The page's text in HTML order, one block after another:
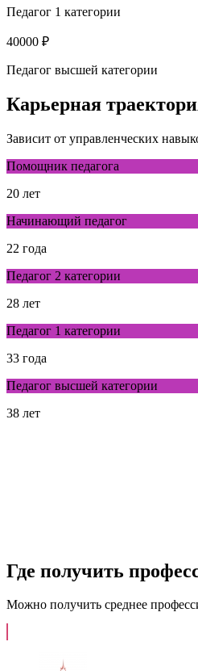
Педагог 1 категории
40000 ₽
Педагог высшей категории
Карьерная
Зависит от управленческих
Помощник педагога
20 лет
Начинающий педагог
22 года
Педагог 2 категории
28 лет
Педагог 1 категории
33 года
Педагог высшей категории
38 лет
Где получить
Можно получить среднее